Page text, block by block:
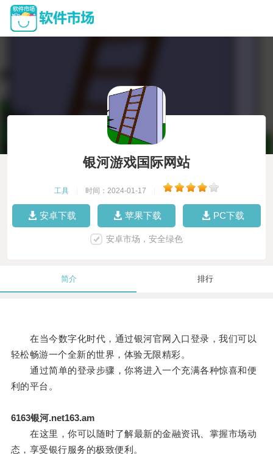
银河游戏国际网站
工具 时间：2024-01-17
安卓下载 苹果下载 PC下载
安卓市场，安全绿色
简介 排行
在当今数字化时代，通过银河官网入口登录，我们可以
轻松畅游一个全新的世界，体验无限精彩。
通过简单的登录步骤，你将进入一个充满各种惊喜和便
利的平台。
6163银河.net163.am
在这里，你可以随时了解最新的金融资讯、掌握市场动
态，享受银行服务的极致便利。